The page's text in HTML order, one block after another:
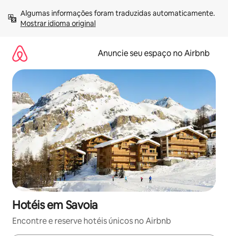
para
Mostrar idioma original
Anuncie seu espaço no Airbnb
Hotéis em Savoia
Encontre e reserve hotéis únicos no Airbnb